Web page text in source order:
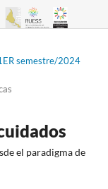
semestre/2024
el paradigma de